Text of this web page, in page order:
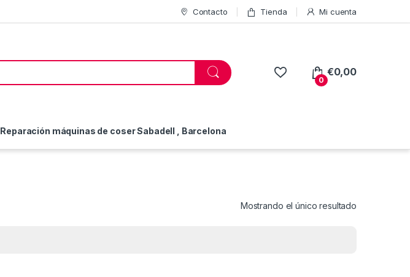
Contacto Tienda Mi cuenta
0
€0,00
Reparación máquinas de coser Sabadell , Barcelona
Mostrando el único resultado